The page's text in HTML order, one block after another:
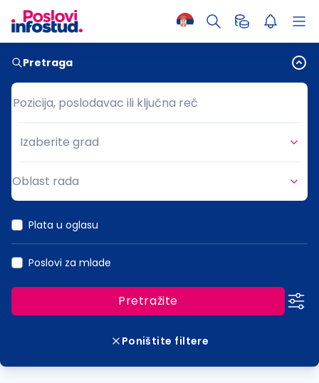
Pretraga
Pozicija, poslodavac ili ključna reč
Pozicija, poslodavac ili ključna reč
Grad
Izaberite grad
Oblast rada
Plata u oglasu
Poslovi za mlade
Pretražite
Poništite filtere